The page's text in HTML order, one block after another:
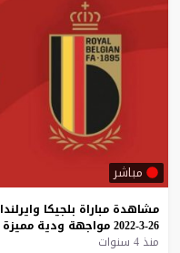
مباشر
مشاهدة مباراة بلجيكا وايرلندا
26-3-2022
مواجهة ودية مميزة
منذ 4 سنوات